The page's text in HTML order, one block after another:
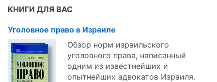
КНИГИ ДЛЯ ВАС
Уголовное право в Израиле
Обзор норм израильского
уголовного права, написанный
одним из известнейших и
опытнейших адвокатов Израиля.